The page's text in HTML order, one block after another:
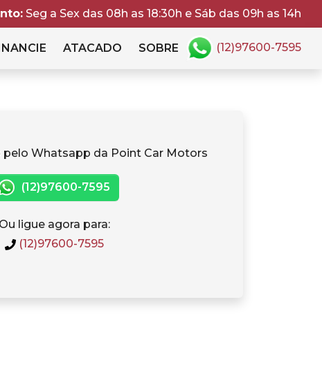
Seg a Sex das 08h as 18:30h e Sáb das 09h as 14h
ATACADO SOBRE (12)97600-7595
Whatsapp da Point Car Motors
(12)97600-7595
Ou ligue agora para:
(12)97600-7595